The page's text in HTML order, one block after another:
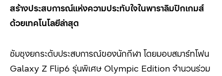
สร้างประสบการณ์แห่งความประทับใจในพาราลิมปิกเกมส์
ด้วยเทคโนโลยีล่าสุด
ซัมซุงยกระดับประสบการณ์ของนักกีฬา โดยมอบสมาร์ทโฟน
Galaxy Z Flip6 รุ่นพิเศษ Olympic Edition จำนวนร่วม